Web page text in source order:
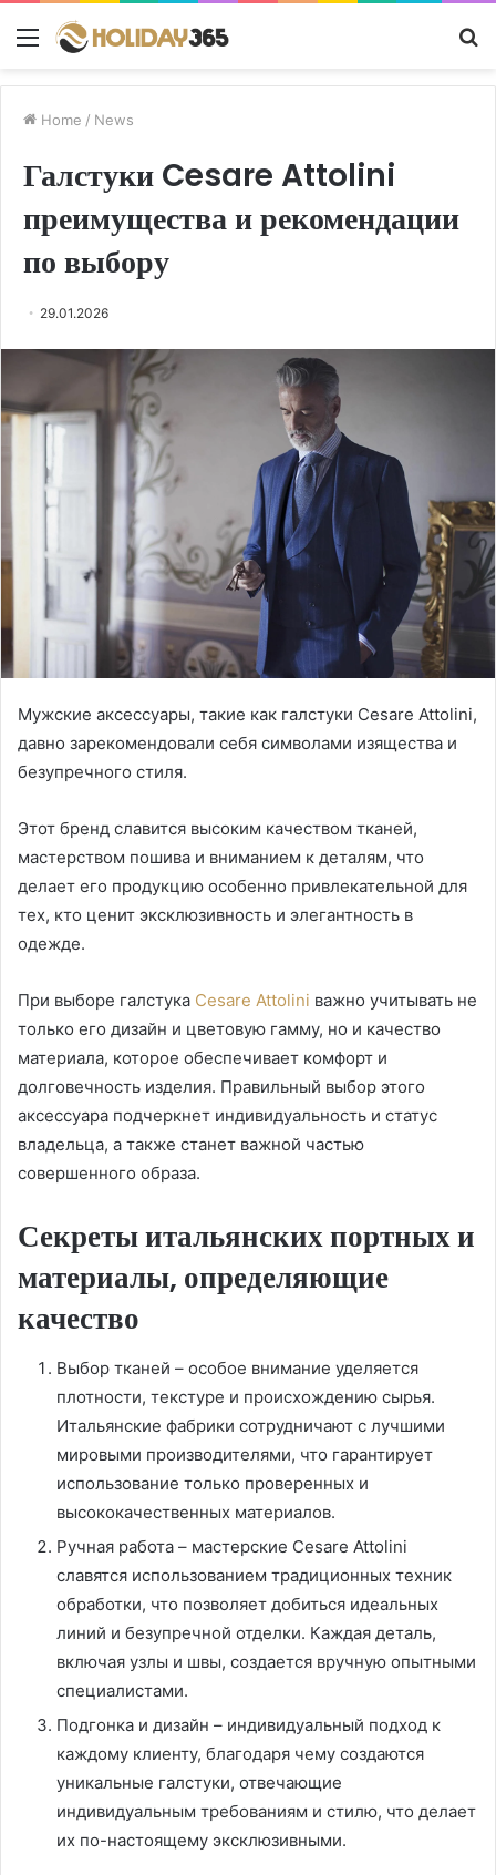
Menu
Home / News
Галстуки Cesare Attolini
преимущества и рекомендации
по выбору
29.01.2026
Мужские аксессуары, такие как галстуки Cesare Attolini,
давно зарекомендовали себя символами изящества и
безупречного стиля.
Этот бренд славится высоким качеством тканей,
мастерством пошива и вниманием к деталям, что
делает его продукцию особенно привлекательной для
тех, кто ценит эксклюзивность и элегантность в
одежде.
При выборе галстука Cesare Attolini важно учитывать не
только его дизайн и цветовую гамму, но и качество
материала, которое обеспечивает комфорт и
долговечность изделия. Правильный выбор этого
аксессуара подчеркнет индивидуальность и статус
владельца, а также станет важной частью
совершенного образа.
Секреты итальянских портных и
материалы, определяющие
качество
Выбор тканей – особое внимание уделяется
плотности, текстуре и происхождению сырья.
Итальянские фабрики сотрудничают с лучшими
мировыми производителями, что гарантирует
использование только проверенных и
высококачественных материалов.
Ручная работа – мастерские Cesare Attolini
славятся использованием традиционных техник
обработки, что позволяет добиться идеальных
линий и безупречной отделки. Каждая деталь,
включая узлы и швы, создается вручную опытными
специалистами.
Подгонка и дизайн – индивидуальный подход к
каждому клиенту, благодаря чему создаются
уникальные галстуки, отвечающие
индивидуальным требованиям и стилю, что делает
их по-настоящему эксклюзивными.